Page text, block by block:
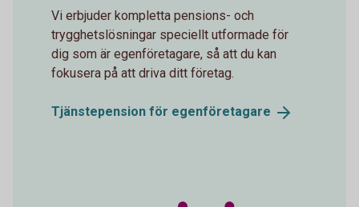
Vi erbjuder kompletta pensions- och
trygghetslösningar speciellt utformade för
dig som är egenföretagare, så att du kan
fokusera på att driva ditt företag.
Tjänstepension för egenföretagare